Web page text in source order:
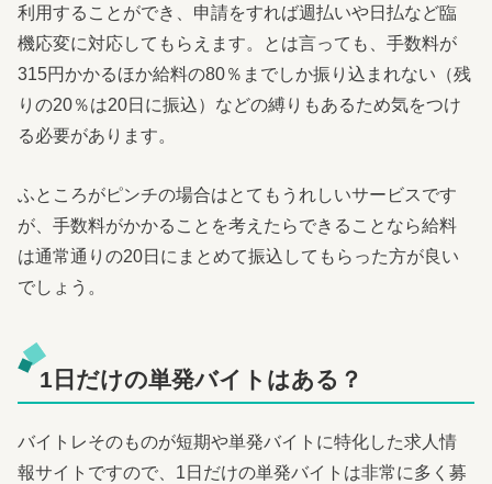
利用することができ、申請をすれば週払いや日払など臨
機応変に対応してもらえます。とは言っても、手数料が
315円かかるほか給料の80％までしか振り込まれない（残
りの20％は20日に振込）などの縛りもあるため気をつけ
る必要があります。
ふところがピンチの場合はとてもうれしいサービスです
が、手数料がかかることを考えたらできることなら給料
は通常通りの20日にまとめて振込してもらった方が良い
でしょう。
1日だけの単発バイトはある？
バイトレそのものが短期や単発バイトに特化した求人情
報サイトですので、1日だけの単発バイトは非常に多く募